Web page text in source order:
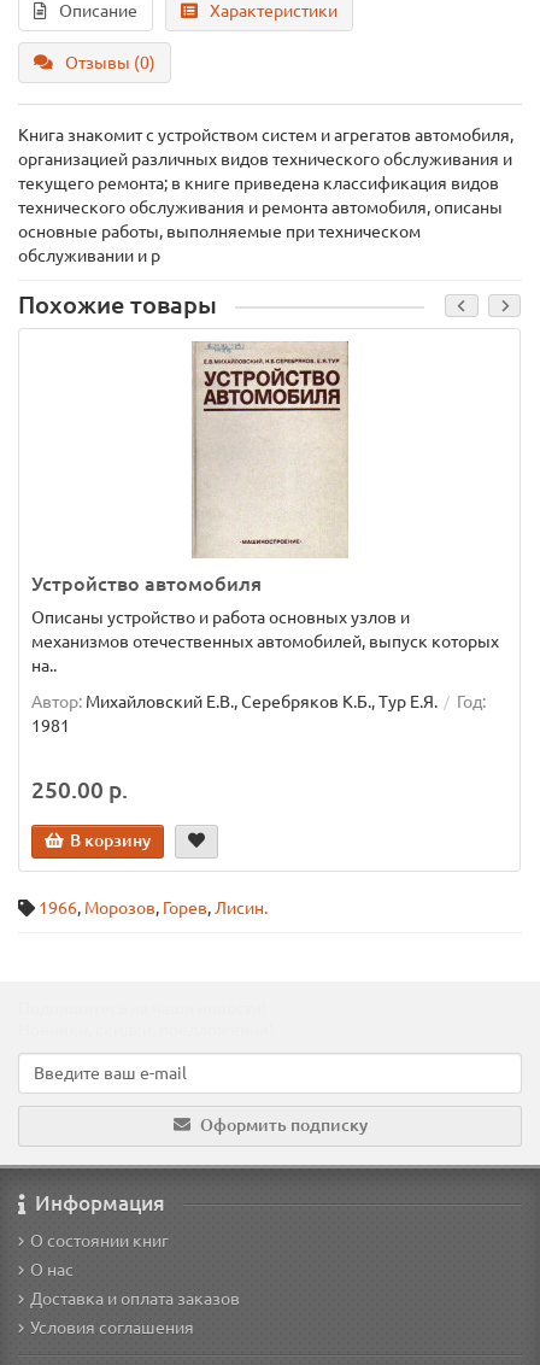
Описание Характеристики
Отзывы (0)
Книга знакомит с устройством систем и агрегатов автомобиля,
организацией различных видов технического обслуживания и
текущего ремонта; в книге приведена классификация видов
технического обслуживания и ремонта автомобиля, описаны
основные работы, выполняемые при техническом
обслуживании и р
Похожие товары
Устройство автомобиля
Описаны устройство и работа основных узлов и
механизмов отечественных автомобилей, выпуск которых
на..
Автор: Михайловский Е.В., Серебряков К.Б., Тур Е.Я.
Год:
1981
250.00 р.
В корзину
1966, Морозов, Горев, Лисин.
Оформить подписку
Информация
О состоянии книг
О нас
Доставка и оплата заказов
Условия соглашения